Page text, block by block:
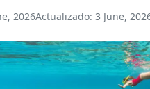
2026Actualizado: 3 June,